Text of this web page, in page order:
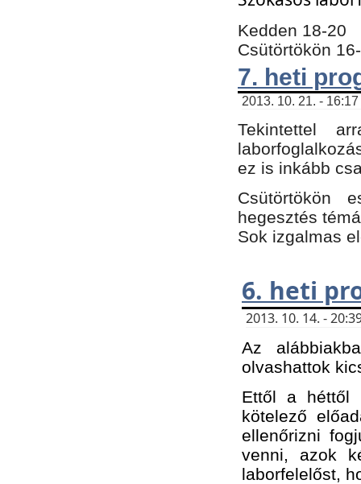
Kedden 18-20
Csütörtökön
7. heti
2013. 10. 21. -
Tekintettel
ez is inkább
Csütörtökön
hegesztés
Sok izgalmas
6. heti
2013. 10. 14. -
Az
olvashattok
Ettől a héttől
kötelező
ellenőrizni
venni, azok
laborfelelőst,